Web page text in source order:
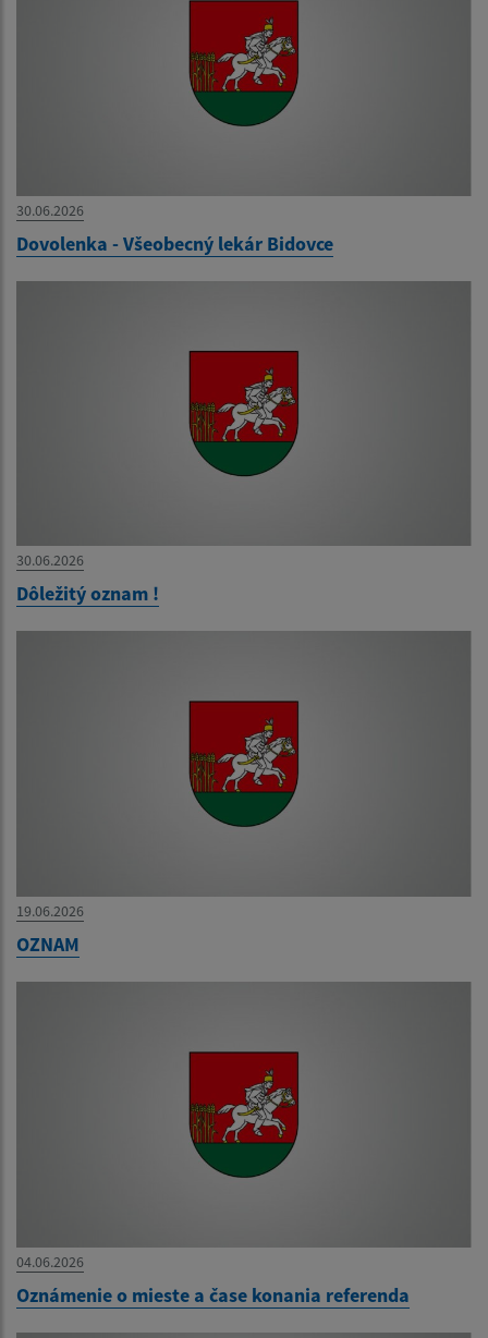
30.06.2026
Dovolenka - Všeobecný lekár Bidovce
30.06.2026
Dôležitý oznam !
19.06.2026
OZNAM
04.06.2026
Oznámenie o mieste a čase konania referenda